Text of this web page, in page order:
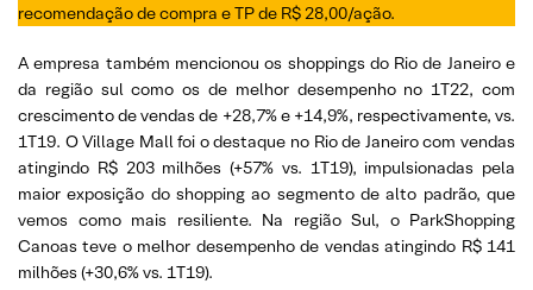
recomendação de compra e TP de R$ 28,00/ação.
A empresa também mencionou os shoppings do Rio de Janeiro e
da região sul como os de melhor desempenho no 1T22, com
crescimento de vendas de +28,7% e +14,9%, respectivamente, vs.
1T19. O Village Mall foi o destaque no Rio de Janeiro com vendas
atingindo R$ 203 milhões (+57% vs. 1T19), impulsionadas pela
maior exposição do shopping ao segmento de alto padrão, que
vemos como mais resiliente. Na região Sul, o ParkShopping
Canoas teve o melhor desempenho de vendas atingindo R$ 141
milhões (+30,6% vs. 1T19).